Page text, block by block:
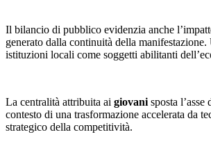
Il bilancio di pubblico evidenzia anche
generato dalla continuità della
istituzioni locali come soggetti abilitanti
La centralità attribuita ai giovanisposta
contesto di una trasformazione accelerata da
strategico della competitività.